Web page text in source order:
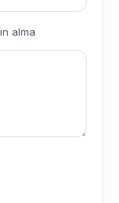
alma